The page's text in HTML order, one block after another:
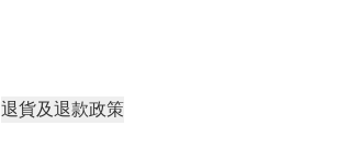
退貨及退款政策